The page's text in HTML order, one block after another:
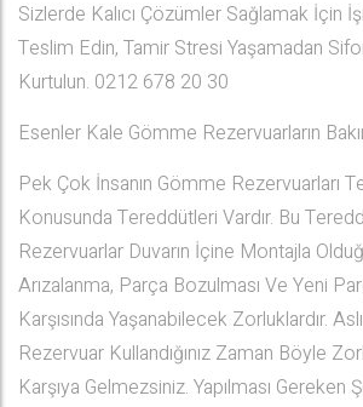
Sizlerde Kalıcı Çözümler Sağlamak İçin
Teslim Edin, Tamir Stresi Yaşamadan
Kurtulun. 0212 678 20 30
Esenler Kale Gömme Rezervuarların
Pek Çok İnsanın Gömme Rezervuarları
Konusunda Tereddütleri Vardır. Bu
Rezervuarlar Duvarın İçine Montajla
Arızalanma, Parça Bozulması Ve Yeni
Karşısında Yaşanabilecek Zorluklardır.
Rezervuar Kullandığınız Zaman Böyle
Karşıya Gelmezsiniz. Yapılması Gereken